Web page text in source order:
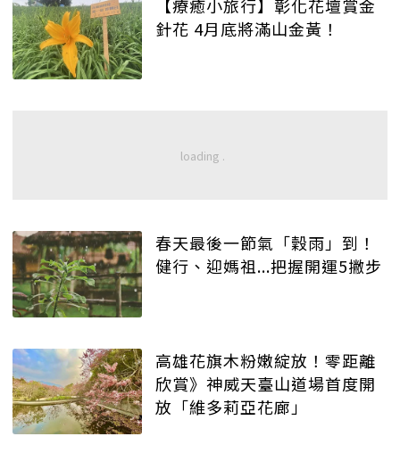
【療癒小旅行】彰化花壇賞金
針花 4月底將滿山金黃！
春天最後一節氣「穀雨」到！
健行、迎媽祖...把握開運5撇步
高雄花旗木粉嫩綻放！零距離
欣賞》神威天臺山道場首度開
放「維多莉亞花廊」